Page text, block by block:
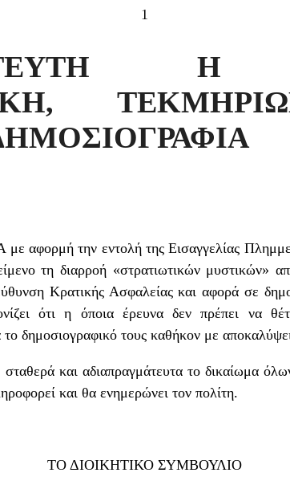
1
Η
αφορμή την εντολή της Εισαγγελίας
τη διαρροή «στρατιωτικών μυστικών»
Κρατικής Ασφαλείας και αφορά σε
ότι η όποια έρευνα δεν πρέπει να
δημοσιογραφικό τους καθήκον με
και αδιαπραγμάτευτα το δικαίωμα
και θα ενημερώνει τον πολίτη.
ΤΟ ΔΙΟΙΚΗΤΙΚΟ ΣΥΜΒΟΥΛΙΟ